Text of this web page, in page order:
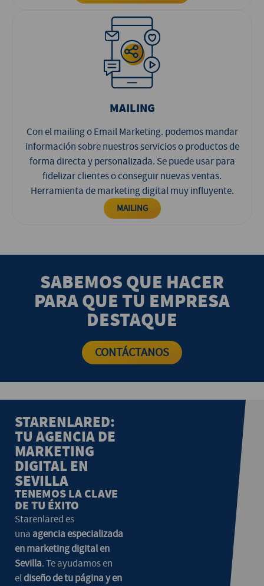
MAILING
Con el mailing o Email Marketing. podemos mandar
información sobre nuestros servicios o productos de
forma directa y personalizada. Se puede usar para
fidelizar clientes o conseguir nuevas ventas.
Herramienta de marketing digital muy influyente.
MAILING
SABEMOS QUE HACER
PARA QUE TU EMPRESA
DESTAQUE
CONTÁCTANOS
STARENLARED:
TU AGENCIA DE
MARKETING
DIGITAL EN
SEVILLA
TENEMOS LA CLAVE
DE TU ÉXITO
Starenlared es
una agencia especializada
en marketing digital en
Sevilla. Te ayudamos en
eldiseño de tu página y en